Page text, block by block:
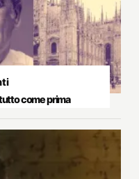
come prima